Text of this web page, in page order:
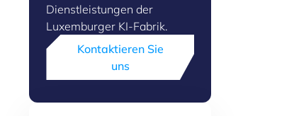
Dienstleistungen der
Luxemburger KI-Fabrik.
Kontaktieren Sie
uns